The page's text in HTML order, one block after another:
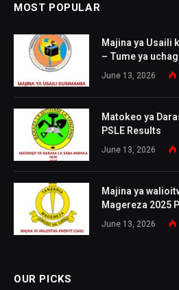
MOST POPULAR
Majina ya Usaili
– Tume ya
June 13, 2026
Matokeo ya
PSLE Results
June 13, 2026
Majina ya
Magereza 2025
June 13, 2026
OUR PICKS